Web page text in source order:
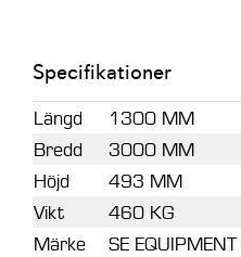
Specifikationer
Längd
1300 MM
Bredd
3000 MM
Höjd
493 MM
Vikt
460 KG
Märke
SE EQUIPMENT